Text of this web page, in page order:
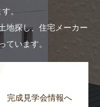
。
地探し、住宅メーカー
ています。
完成見学会情報へ